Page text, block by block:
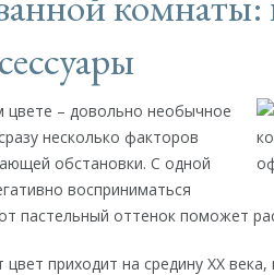
– довольно необычное
несколько факторов
обстановки. С одной
восприниматься
пастельный оттенок поможет
приходит на средину ХХ